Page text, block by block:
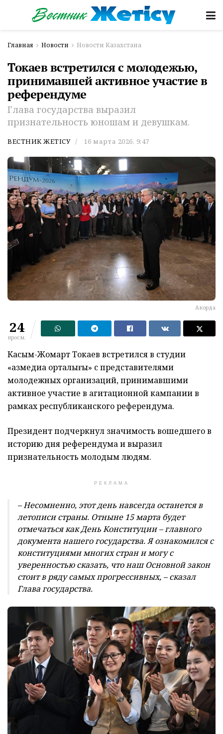
Главная Новости Новости Казахстана
Токаев встретился с молодежью,
принимавшей активное участие в
референдуме
Глава государства выразил
признательность юношам и девушкам.
ВЕСТНИК ЖЕТІСУ 16 марта 2026, 9:47
Акорда
24
просм.
Касым-Жомарт Токаев встретился в студии
«Қазмедиа орталығы» с представителями
молодежных организаций, принимавшими
активное участие в агитационной кампании в
рамках республиканского референдума.
Президент подчеркнул значимость вошедшего в
историю дня референдума и выразил
признательность молодым людям.
РЕКЛАМА
– Несомненно, этот день навсегда останется в
летописи страны. Отныне 15 марта будет
отмечаться как День Конституции – главного
документа нашего государства. Я ознакомился с
конституциями многих стран и могу с
уверенностью сказать, что наш Основной закон
стоит в ряду самых прогрессивных, – сказал
Глава государства.